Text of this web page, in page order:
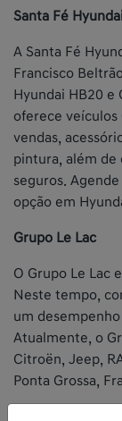
Santa Fé
A Santa Fé
Francisco
Hyundai HB20 e
oferece veículos
vendas,
pintura, além de
seguros.
opção em
Grupo Le Lac
O Grupo Le Lac
Neste tempo,
um
Atualmente, o
Citroën, Jeep,
Ponta Grossa,